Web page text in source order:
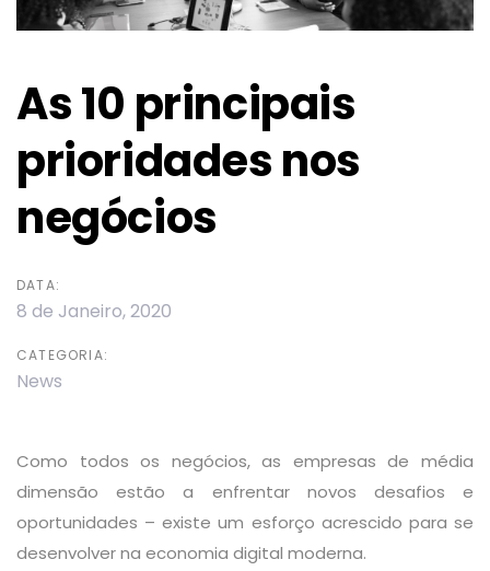
As 10 principais
prioridades nos
negócios
DATA:
8 de Janeiro, 2020
CATEGORIA:
News
Como todos os negócios, as empresas de média
dimensão estão a enfrentar novos desafios e
oportunidades – existe um esforço acrescido para se
desenvolver na economia digital moderna.